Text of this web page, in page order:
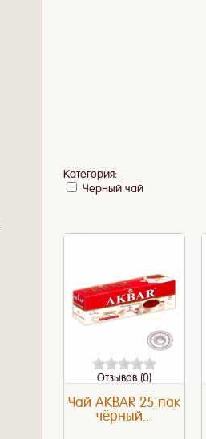
Категория:
Черный чай
Отзывов (0)
Чай AKBAR 25 пак
чёрный...